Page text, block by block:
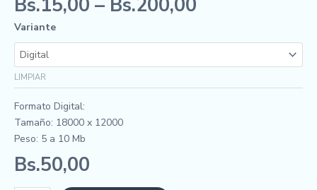
Bs.15,00 – Bs.200,00
Variante
LIMPIAR
Formato Digital:
Tamaño: 18000 x 12000
Peso: 5 a 10 Mb
Bs.50,00